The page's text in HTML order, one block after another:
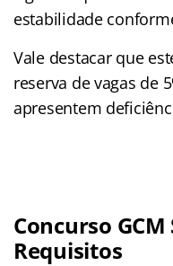
estabilidade
Vale destacar que
reserva de vagas de
apresentem
Concurso
Requisitos